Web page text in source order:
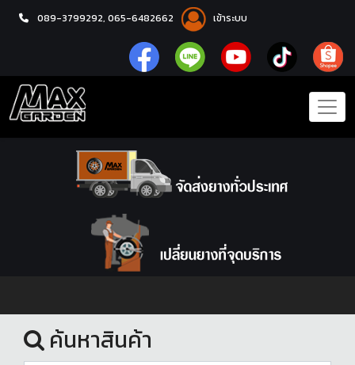
089-3799292, 065-6482662 เข้าระบบ
หน้าแรก
ค้นหาสินค้า